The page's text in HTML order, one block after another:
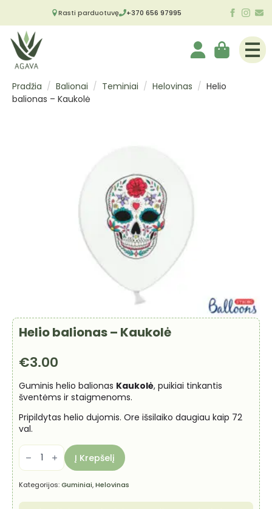
Rasti parduotuvę +370 656 97995
Pradžia Balionai Teminiai Helovinas
Helio
balionas – Kaukolė
Helio balionas – Kaukolė
€3.00
Guminis helio balionas Kaukolė, puikiai tinkantis
šventėms ir staigmenoms.
Pripildytas helio dujomis. Ore išsilaiko daugiau kaip 72
val.
produkto
kiekis:
Helio
balionas
-
Kaukolė
Į Krepšelį
Kategorijos:Guminiai,Helovinas